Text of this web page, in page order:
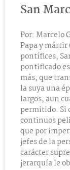
San
Por: Marcelo
Papa y mártir
pontífices,
pontificado
más, que
la suya una
largos, aun
permitido. Si
continuos
que por
jefes de la
carácter
jerarquía le